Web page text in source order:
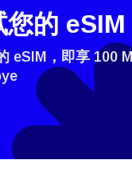
I get my eSim?
eSIM, start by
您的 eSIM
eSIM，即享 100